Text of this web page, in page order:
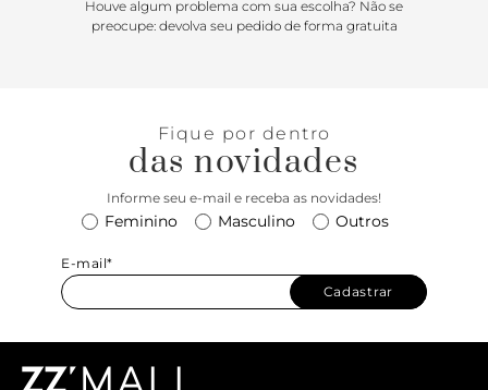
Houve algum problema com sua escolha? Não se
preocupe: devolva seu pedido de forma gratuita
Fique por dentro
das novidades
Informe seu e-mail e receba as novidades!
Feminino Masculino Outros
E-mail*
Cadastrar